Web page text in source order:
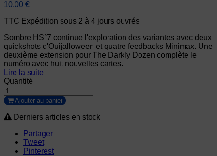
10,00 €
TTC Expédition sous 2 à 4 jours ouvrés
Sombre HS°7 continue l'exploration des variantes avec deux
quickshots d'Ouijalloween et quatre feedbacks Minimax. Une
deuxième extension pour The Darkly Dozen complète le
numéro avec huit nouvelles cartes.
Lire la suite
Quantité
Ajouter au panier
Derniers articles en stock
Partager
Tweet
Pinterest